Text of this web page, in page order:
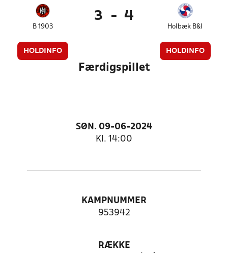
B 1903
HOLDINFO
3 - 4
Holbæk B&I
HOLDINFO
Færdigspillet
SØN. 09-06-2024
Kl. 14:00
KAMPNUMMER
953942
RÆKKE